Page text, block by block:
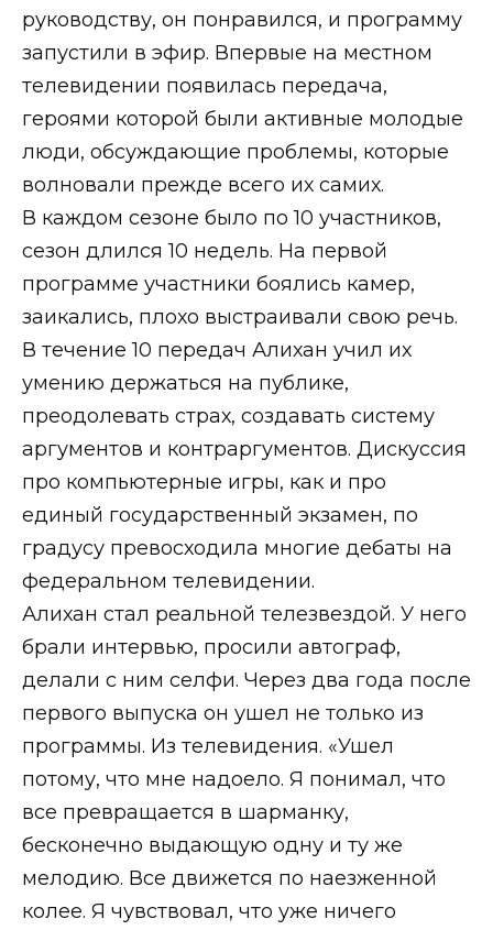
руководству, он понравился, и программу
запустили в эфир. Впервые на местном
телевидении появилась передача,
героями которой были активные молодые
люди, обсуждающие проблемы, которые
волновали прежде всего их самих.
В каждом сезоне было по 10 участников,
сезон длился 10 недель. На первой
программе участники боялись камер,
заикались, плохо выстраивали свою речь.
В течение 10 передач Алихан учил их
умению держаться на публике,
преодолевать страх, создавать систему
аргументов и контраргументов. Дискуссия
про компьютерные игры, как и про
единый государственный экзамен, по
градусу превосходила многие дебаты на
федеральном телевидении.
Алихан стал реальной телезвездой. У него
брали интервью, просили автограф,
делали с ним селфи. Через два года после
первого выпуска он ушел не только из
программы. Из телевидения. «Ушел
потому, что мне надоело. Я понимал, что
все превращается в шарманку,
бесконечно выдающую одну и ту же
мелодию. Все движется по наезженной
колее. Я чувствовал, что уже ничего